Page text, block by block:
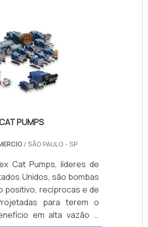
qualidade.
de automação industrial
qualidade nestes
PUMPS
/ SÃO PAULO - SP
Cat Pumps, líderes de
Unidos, são bombas
positivo, recíprocas e de
para terem o
em alta vazão e